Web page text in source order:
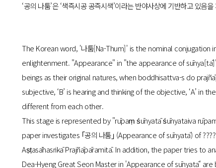
‘공의 나툼’은 ‘색즉시공 공즉시색’이라는 반야사상에 기반하고 있음
The Korean word, '나툼[Na-Thum]' is the nominal
enlightenment. "Appearance" in "the appearance of
beings as their original natures, when boddhisattva-s do
subjective, ‘B’ is hearing and thinking of the objective, ‘A’
different from each other.
This stage is represented by "rūpaṃ śūnyatā śūnyataiva
paper investigates ｢공의 나툼｣ (Appearance of sūnyatā) of
Aṣṭasāhasrikā Prajñāpāramitā. In addition, the paper tries to
Dea-Hyeng Great Seon Master in 'Appearance of sūnyatā'